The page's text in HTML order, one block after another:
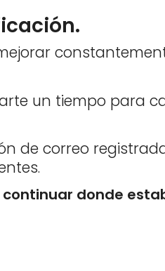
un tiempo para
de correo
donde